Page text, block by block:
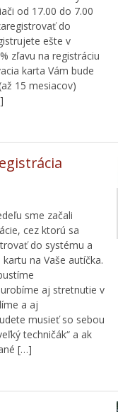
od 17.00 do 7.00
do
ešte v
zľavu na registráciu
karta Vám bude
15 mesiacov)
sme začali
cez ktorú sa
do systému a
na Vaše autíčka.
aj stretnutie v
a aj
musieť so sebou
techničák“ a ak
[…]